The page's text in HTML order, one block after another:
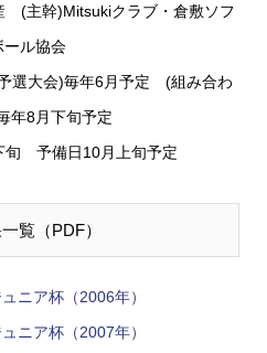
(主幹)Mitsukiクラブ・倉敷ソフ
ール協会
選大会)毎年6月予定 (組み合わ
年8月下旬予定
旬 予備日10月上旬予定
覧（PDF）
ニア杯（2006年）
ニア杯（2007年）